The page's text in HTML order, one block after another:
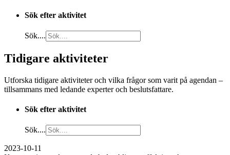
Sök efter aktivitet
Sök....
Tidigare aktiviteter
Utforska tidigare aktiviteter och vilka frågor som varit på agendan –
tillsammans med ledande experter och beslutsfattare.
Sök efter aktivitet
Sök....
2023-10-11